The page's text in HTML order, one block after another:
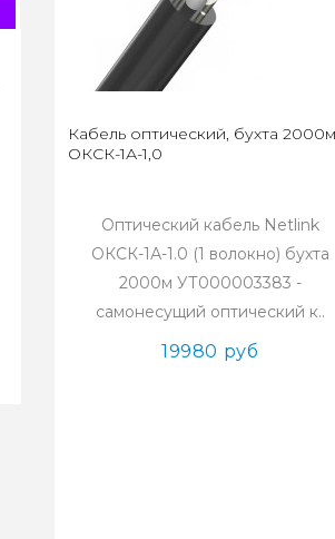
Кабель оптический, бухта 2000м
ОКСК-1А-1,0
Оптический кабель Netlink
ОКСК-1А-1.0 (1 волокно) бухта
2000м УТ000003383 -
самонесущий оптический к..
19980 руб